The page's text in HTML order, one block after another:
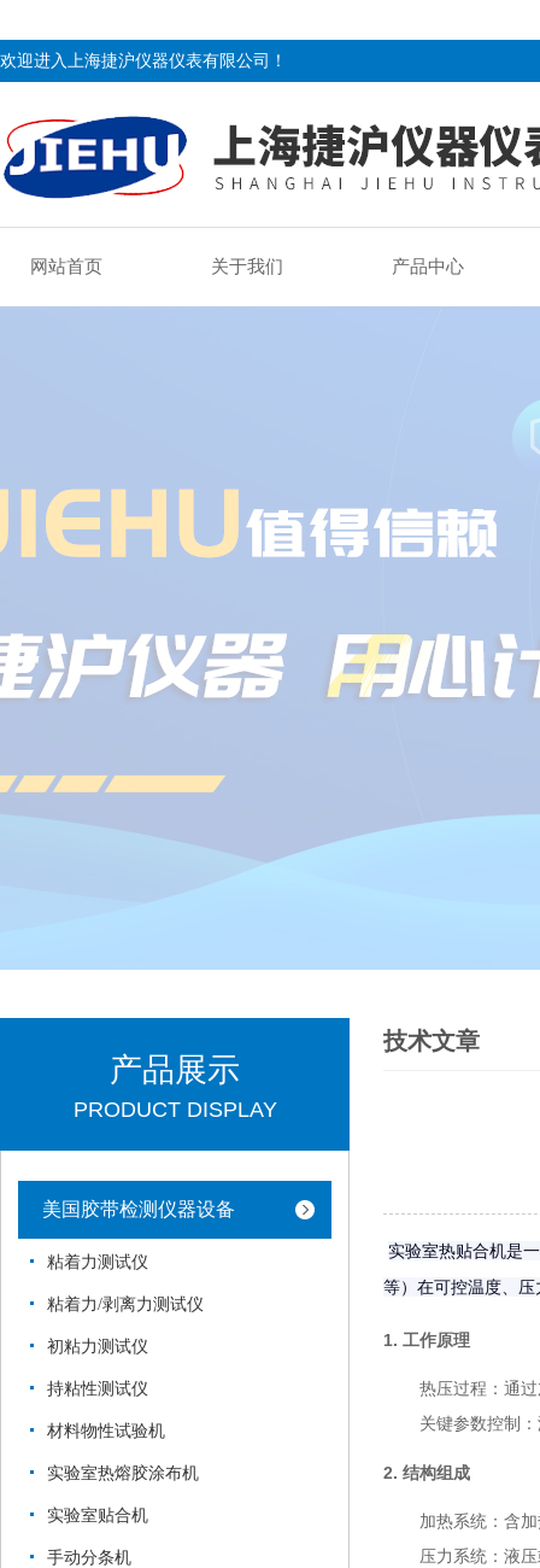
欢迎进入上海捷沪仪器仪表有限公司！
网站首页 关于我们 产品中心
产品展示
PRODUCT DISPLAY
美国胶带检测仪器设备
粘着力测试仪
粘着力/剥离力测试仪
初粘力测试仪
持粘性测试仪
材料物性试验机
实验室热熔胶涂布机
实验室贴合机
手动分条机
技术文章
实验室热贴合机是
等）在可控温度、
1. 工作原理
热压过程 ：通
关键参数控制
2. 结构组成
加热系统 ：含
压力系统 ：液